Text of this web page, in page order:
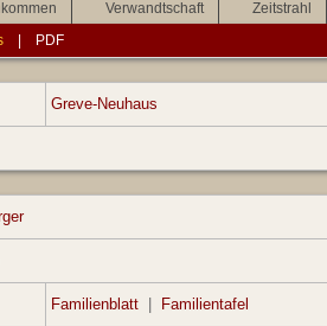
Verwandtschaft Zeitstrahl
PDF
Greve-Neuhaus
Familienblatt | Familientafel